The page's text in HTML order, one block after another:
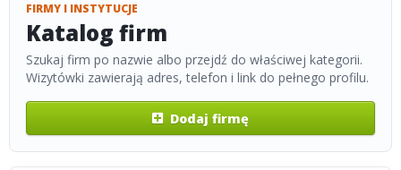
FIRMY I INSTYTUCJE
Katalog firm
Szukaj firm po nazwie albo przejdź do właściwej kategorii.
Wizytówki zawierają adres, telefon i link do pełnego profilu.
Dodaj firmę